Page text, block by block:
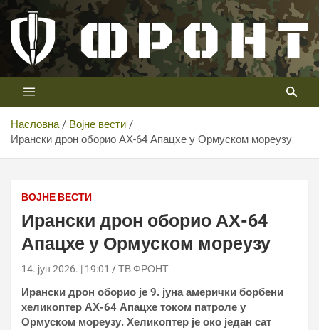
Скип
цонтент
Телевизија ФРОНТ
Први војни канал у Србији
Насловна
Војне вести
Ирански дрон оборио АХ-64 Апацхе у Ормуском мореузу
ВОЈНЕ ВЕСТИ
Ирански дрон оборио АХ-64
Апацхе у Ормуском мореузу
14. јун 2026. | 19:01 ТВ ФРОНТ
Ирански дрон оборио је 9. јуна амерички борбени
хеликоптер АХ-64 Апацхе током патроле у
Ормуском мореузу. Хеликоптер је око један сат